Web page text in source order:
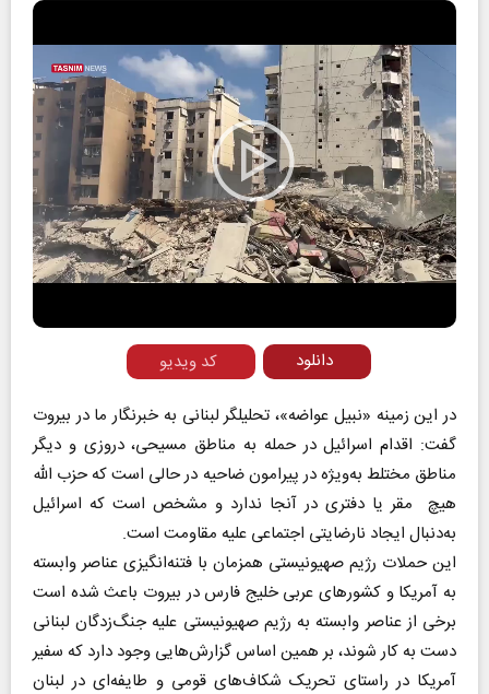
Play
Video
کد ویدیو
دانلود
در این زمینه «نبیل عواضه»، تحلیلگر لبنانی به خبرنگار ما در بیروت
گفت: اقدام اسرائیل در حمله به مناطق مسیحی‌، دروزی‌ و دیگر
مناطق مختلط به‌ویژه در پیرامون ضاحیه در حالی است که حزب‌ الله
هیچ مقر یا دفتری در آنجا ندارد و مشخص است که اسرائیل
به‌دنبال ایجاد نارضایتی اجتماعی علیه مقاومت است.
این حملات رژیم صهیونیستی همزمان با فتنه‌انگیزی عناصر وابسته
به آمریکا و کشورهای عربی خلیج فارس در بیروت باعث شده است
برخی از عناصر وابسته به رژیم صهیونیستی علیه جنگ‌زدگان لبنانی
دست به کار شوند، بر همین اساس گزارش‌هایی وجود دارد که سفیر
آمریکا در راستای تحریک شکاف‌های قومی و طایفه‌ای در لبنان